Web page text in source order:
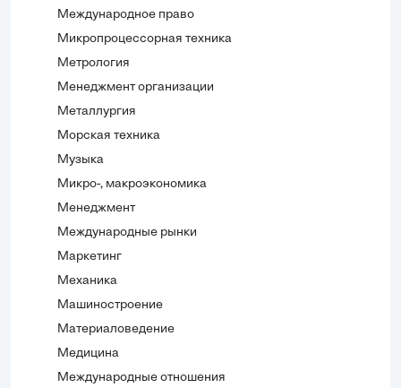
Международное право
Микропроцессорная техника
Метрология
Менеджмент организации
Металлургия
Морская техника
Музыка
Микро-, макроэкономика
Менеджмент
Международные рынки
Маркетинг
Механика
Машиностроение
Материаловедение
Медицина
Международные отношения